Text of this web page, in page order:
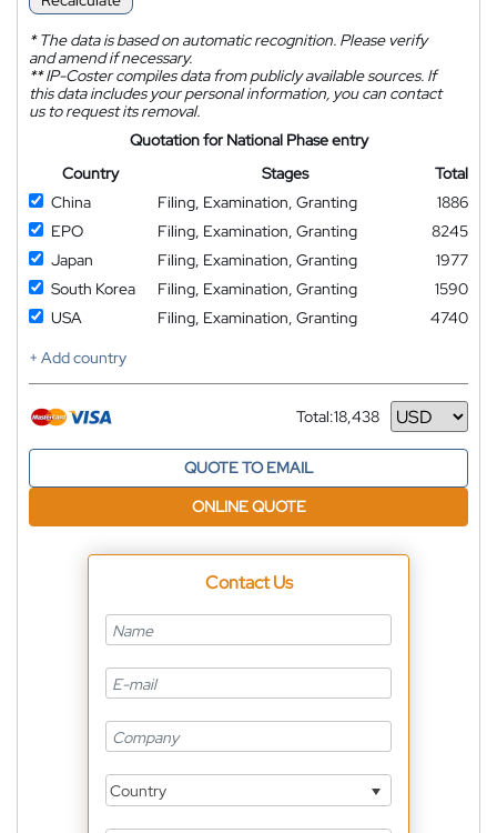
*The data is based on automatic recognition. Please verify
and amend if necessary.
**IP-Coster compiles data from publicly available sources. If
this data includes your personal information, you can contact
us to request its removal.
Quotation for National Phase entry
Country
Stages
Total
China
Filing, Examination, Granting
1886
EPO
Filing, Examination, Granting
8245
Japan
Filing, Examination, Granting
1977
South Korea
Filing, Examination, Granting
1590
USA
Filing, Examination, Granting
4740
+ Add country
Total:18,438
Currency
QUOTE TO EMAIL
ONLINE QUOTE
Contact Us
Country